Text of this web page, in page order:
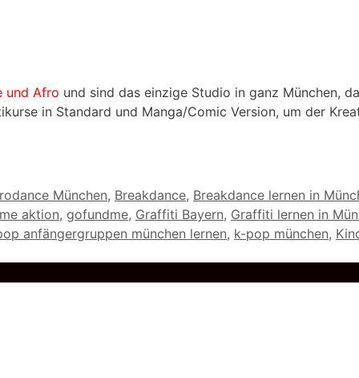
und Afro und sind das einzige Studio in ganz München,
in Standard und Manga/Comic Version, um der
München, Breakdance, Breakdance lernen in
aktion, gofundme, Graffiti Bayern, Graffiti lernen in
anfängergruppen münchen lernen, k-pop münchen,